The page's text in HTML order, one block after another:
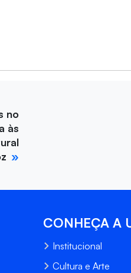
no
às
CONHEÇA A
Institucional
Cultura e Arte